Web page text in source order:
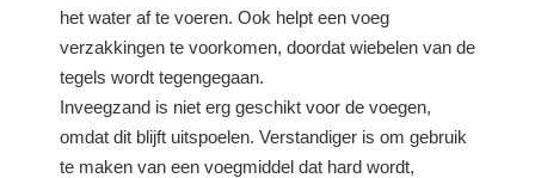
het water af te voeren. Ook helpt een voeg
verzakkingen te voorkomen, doordat wiebelen van de
tegels wordt tegengegaan.
Inveegzand is niet erg geschikt voor de voegen,
omdat dit blijft uitspoelen. Verstandiger is om gebruik
te maken van een voegmiddel dat hard wordt,